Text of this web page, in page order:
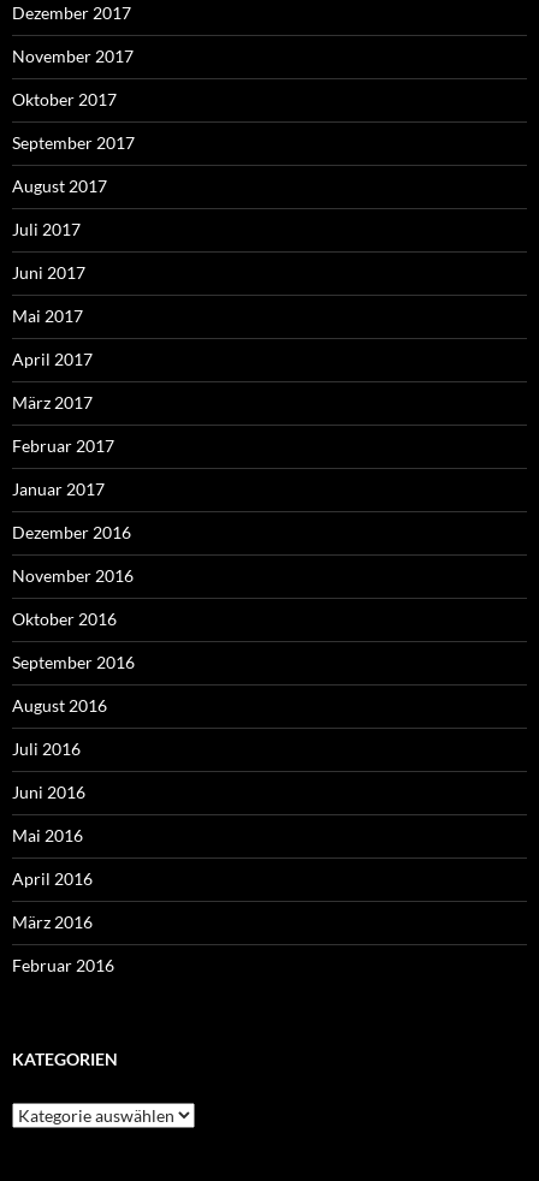
Dezember 2017
November 2017
Oktober 2017
September 2017
August 2017
Juli 2017
Juni 2017
Mai 2017
April 2017
März 2017
Februar 2017
Januar 2017
Dezember 2016
November 2016
Oktober 2016
September 2016
August 2016
Juli 2016
Juni 2016
Mai 2016
April 2016
März 2016
Februar 2016
KATEGORIEN
Kategorien